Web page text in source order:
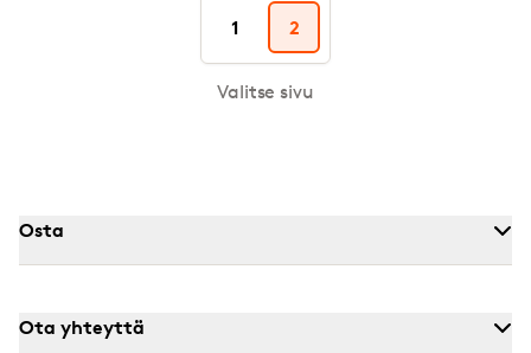
1 2
Valitse sivu
Osta
Ota yhteyttä